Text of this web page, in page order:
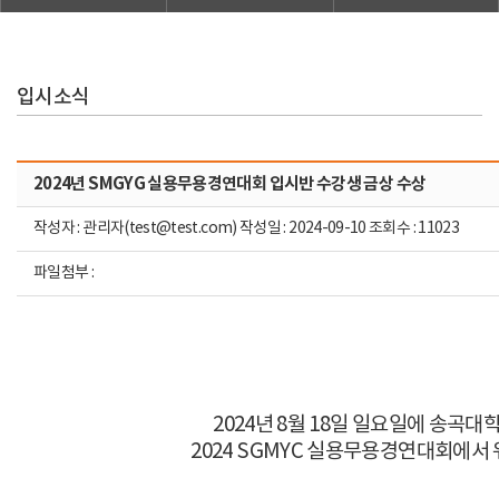
입시소식
2024년 SMGYG 실용무용경연대회 입시반 수강생 금상 수상
작성자 : 관리자(test@test.com) 작성일 : 2024-09-10 조회수 : 11023
파일첨부 :
2024년 8월 18일 일요일에 송곡대
2024 SGMYC 실용무용경연대회에